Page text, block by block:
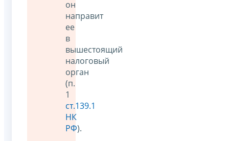
он
направит
ее
в
вышестоящий
налоговый
орган
(п.
1
ст.139.1
НК
РФ).